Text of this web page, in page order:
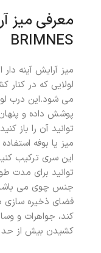
معرفی میز
BRIMNES
لولایی که در کنار
می شود.این درب
پوشش داده و
توانید آن را باز کنید
میز یا بوفه
این سری ترکیب
توانید برای مدت
جنس چوی می
فضای ذخیره
کند، جواهرات و
کشیدن بیش از حد